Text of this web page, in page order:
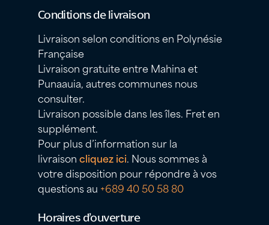
Conditions de livraison
Livraison selon conditions en Polynésie
Française
Livraison gratuite entre Mahina et
Punaauia, autres communes nous
consulter.
Livraison possible dans les îles. Fret en
supplément.
Pour plus d’information sur la
livraisoncliquez ici. Nous sommes à
votre disposition pour répondre à vos
questions au +689 40 50 58 80
Horaires d’ouverture